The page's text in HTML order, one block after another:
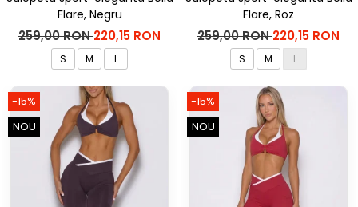
Flare, Negru
259,00 RON220,15 RON
S M L
Flare, Roz
259,00 RON220,15 RON
S M L
-15%
NOU
-15%
NOU